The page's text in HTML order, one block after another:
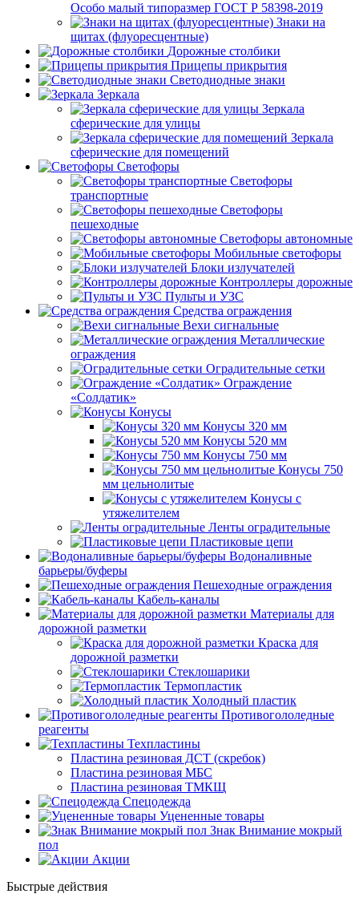
Особо малый типоразмер ГОСТ Р 58398-2019
Знаки на
щитах (флуоресцентные)
Дорожные столбики
Прицепы прикрытия
Светодиодные знаки
Зеркала
Зеркала
сферические для улицы
Зеркала
сферические для помещений
Светофоры
Светофоры
транспортные
Светофоры
пешеходные
Светофоры автономные
Мобильные светофоры
Блоки излучателей
Контроллеры дорожные
Пульты и УЗС
Средства ограждения
Вехи сигнальные
Металлические
ограждения
Оградительные сетки
Ограждение
«Солдатик»
Конусы
Конусы 320 мм
Конусы 520 мм
Конусы 750 мм
Конусы 750
мм цельнолитые
Конусы с
утяжелителем
Ленты оградительные
Пластиковые цепи
Водоналивные
барьеры/буферы
Пешеходные ограждения
Кабель-каналы
Материалы для
дорожной разметки
Краска для
дорожной разметки
Стеклошарики
Термопластик
Холодный пластик
Противогололедные
реагенты
Техпластины
Пластина резиновая ДСТ (скребок)
Пластина резиновая МБС
Пластина резиновая ТМКЩ
Спецодежда
Уцененные товары
Знак Внимание мокрый
пол
Акции
Быстрые действия